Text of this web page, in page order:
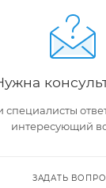
интересующий
ЗАДАТЬ